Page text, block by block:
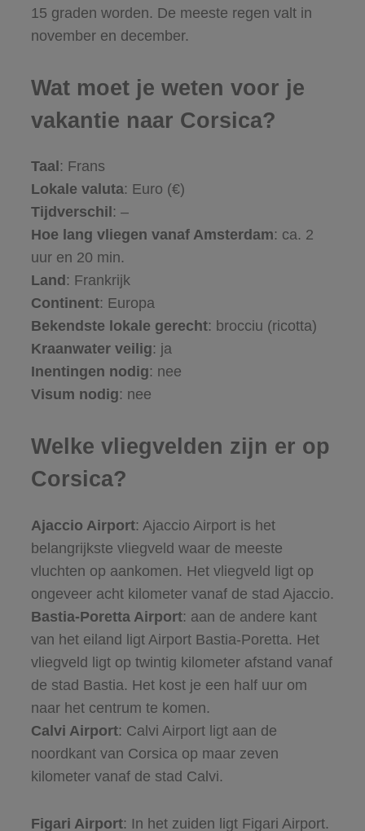
15 graden worden. De meeste regen valt in
november en december.
Wat moet je weten voor je
vakantie naar Corsica?
Taal : Frans
Lokale valuta: Euro (€)
Tijdverschil : –
Hoe lang vliegen vanaf Amsterdam: ca. 2
uur en 20 min.
Land : Frankrijk
Continent: Europa
Bekendste lokale gerecht: brocciu (ricotta)
Kraanwater veilig: ja
Inentingen nodig: nee
Visum nodig: nee
Welke vliegvelden zijn er op
Corsica?
Ajaccio Airport: Ajaccio Airport is het
belangrijkste vliegveld waar de meeste
vluchten op aankomen. Het vliegveld ligt op
ongeveer acht kilometer vanaf de stad Ajaccio.
Bastia-Poretta Airport: aan de andere kant
van het eiland ligt Airport Bastia-Poretta. Het
vliegveld ligt op twintig kilometer afstand vanaf
de stad Bastia. Het kost je een half uur om
naar het centrum te komen.
Calvi Airport: Calvi Airport ligt aan de
noordkant van Corsica op maar zeven
kilometer vanaf de stad Calvi.
Figari Airport: In het zuiden ligt Figari Airport.